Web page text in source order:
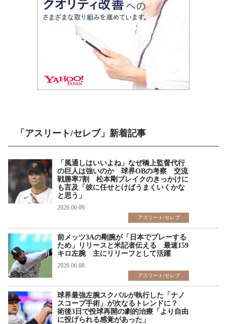
「アスリート/セレブ」新着記事
「風通しはいいよね」なぜ橋上監督代行
の巨人は強いのか 球界OBの考察 交流
戦勝率7割 松本剛ブレイクのきっかけに
も言及「彼に任せとけばうまくいくかな
と思う」
2026.06.09
アスリート/セレブ
前メッツ3Aの剛腕が「日本でプレーする
ため」リリースと米記者伝える 最速159
キロ左腕 主にリリーフとして活躍
2026.06.08
アスリート/セレブ
球界最強左腕スクバルが執行した「ナノ
スコープ手術」が次なるトレンドに？
術後3日で投球再開の劇的治療「より自由
に投げられる感覚があった」